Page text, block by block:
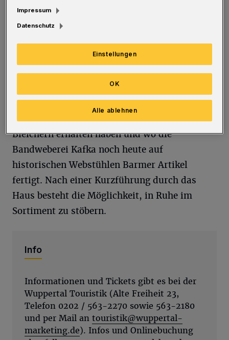
Der Rundgang auf den Spuren der
Textilindustrie führt zu alten
Produktionsstätten, die teils ihr Handwerk
bewahrt haben, teils auf neue Erwerbszweige
umgestiegen sind.
Am Weg liegen die ehemaligen Bleicherwiesen
in Langerfeld, wo sich Wohnhäuser von
Bleichern erhalten haben und wo die
Bandweberei Kafka noch heute auf
historischen Webstühlen Barmer Artikel
fertigt. Nach einer Kurzführung durch das
Haus besteht die Möglichkeit, in Ruhe im
Sortiment zu stöbern.
Info
Informationen und Tickets gibt es bei der
Wuppertal Touristik (Alte Freiheit 23,
Telefon 0202 / 563-2270 sowie 563-2180
und per Mail an touristik@wuppertal-
marketing.de). Infos und Onlinebuchung
Impressum
Datenschutz
Einstellungen
Alle ablehnen
OK